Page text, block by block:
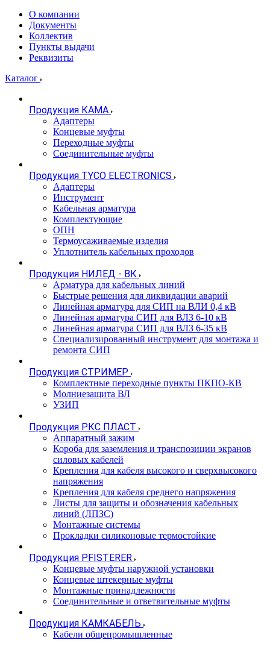
О компании
Документы
Коллектив
Пункты выдачи
Реквизиты
Каталог
Продукция КАМА
Адаптеры
Концевые муфты
Переходные муфты
Соединительные муфты
Продукция TYCO ELECTRONICS
Адаптеры
Инструмент
Кабельная арматура
Комплектующие
ОПН
Термоусаживаемые изделия
Уплотнитель кабельных проходов
Продукция НИЛЕД - ВК
Арматура для кабельных линий
Быстрые решения для ликвидации аварий
Линейная арматура для СИП на ВЛИ 0,4 кВ
Линейная арматура СИП для ВЛЗ 6-10 кВ
Линейная арматура СИП для ВЛЗ 6-35 кВ
Специализированный инструмент для монтажа и
ремонта СИП
Продукция СТРИМЕР
Комплектные переходные пункты ПКПО-КВ
Молниезащита ВЛ
УЗИП
Продукция РКС ПЛАСТ
Аппаратный зажим
Короба для заземления и транспозиции экранов
силовых кабелей
Крепления для кабеля высокого и сверхвысокого
напряжения
Крепления для кабеля среднего напряжения
Листы для защиты и обозначения кабельных
линий (ЛПЗС)
Монтажные системы
Прокладки силиконовые термостойкие
Продукция PFISTERER
Концевые муфты наружной установки
Концевые штекерные муфты
Монтажные принадлежности
Соединительные и ответвительные муфты
Продукция КАМКАБЕЛЬ
Кабели общепромышленные